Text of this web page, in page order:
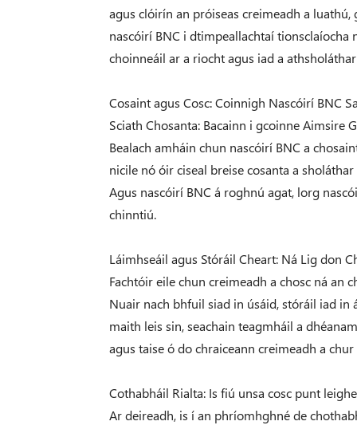
agus clóirín an próiseas creimeadh a
nascóirí BNC i dtimpeallachtaí tionsclaíocha
choinneáil ar a riocht agus iad a
Cosaint agus Cosc: Coinnigh Nascóirí BNC
Sciath Chosanta: Bacainn i gcoinne Aimsire
Bealach amháin chun nascóirí BNC a
nicile nó óir ciseal breise cosanta a
Agus nascóirí BNC á roghnú agat, lorg
chinntiú.
Láimhseáil agus Stóráil Cheart: Ná Lig don
Fachtóir eile chun creimeadh a chosc ná an
Nuair nach bhfuil siad in úsáid, stóráil iad
maith leis sin, seachain teagmháil a
agus taise ó do chraiceann creimeadh a
Cothabháil Rialta: Is fiú unsa cosc ​​​​punt
Ar deireadh, is í an phríomhghné de